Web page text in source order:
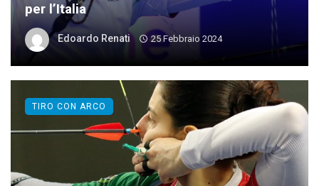
per l’Italia
Edoardo Renati 25 Febbraio 2024
TIRO CON ARCO